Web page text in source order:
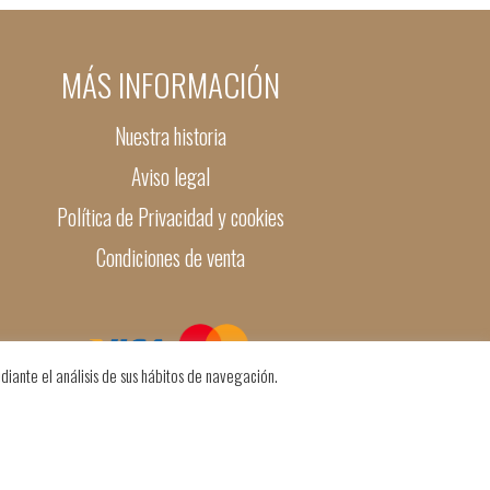
MÁS INFORMACIÓN
Nuestra historia
Aviso legal
Política de Privacidad y cookies
Condiciones de venta
el análisis de sus hábitos de navegación.